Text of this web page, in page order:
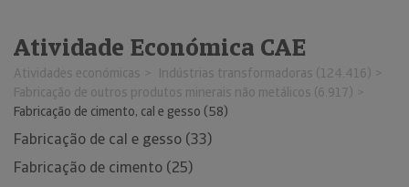
Atividade Económica CAE
Atividades económicas
Indústrias transformadoras (124.416)
Fabricação de outros produtos minerais não metálicos (6.917)
Fabricação de cimento, cal e gesso (58)
Fabricação de cal e gesso (33)
Fabricação de cimento (25)